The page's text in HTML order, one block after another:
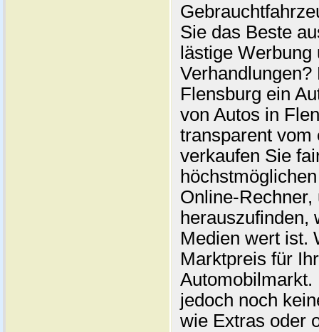
Sie das Beste
lästige
Flensburg ein
von Autos in
transparent vom
verkaufen Sie
Online-
herauszufinden,
Medien wert ist.
Marktpreis für
jedoch noch
wie Extras oder